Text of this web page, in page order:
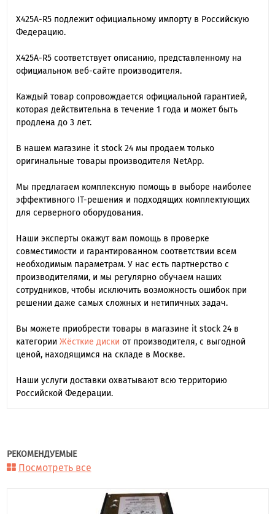
X425A-R5 подлежит официальному импорту в Российскую
Федерацию.
X425A-R5 cоответствует описанию, представленному на
официальном веб-сайте производителя.
Каждый товар сопровождается официальной гарантией,
которая действительна в течение 1 года и может быть
продлена до 3 лет.
В нашем магазине it stock 24 мы продаем только
оригинальные товары производителя NetApp.
Мы предлагаем комплексную помощь в выборе наиболее
эффективного IT-решения и подходящих комплектующих
для серверного оборудования.
Наши эксперты окажут вам помощь в проверке
совместимости и гарантированном соответствии всем
необходимым параметрам. У нас есть партнерство с
производителями, и мы регулярно обучаем наших
сотрудников, чтобы исключить возможность ошибок при
решении даже самых сложных и нетипичных задач.
Вы можете приобрести товары в магазине it stock 24 в
категории Жёсткие диски от производителя, с выгодной
ценой, находящимся на складе в Москве.
Наши услуги доставки охватывают всю территорию
Российской Федерации.
РЕКОМЕНДУЕМЫЕ
Посмотреть все